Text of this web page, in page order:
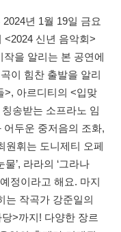
년 1월 19일 금요
<2024 신년 음악회>
을 알리는 본 공연에
이 힘찬 출발을 알리
>, 아르디티의 <입맞
송받는 소프라노 임
두운 중저음의 조화,
원휘는 도니제티 오페
’, 라라의 ‘그라나
정이라고 해요. 마지
는 작곡가 강준일의
>까지! 다양한 장르